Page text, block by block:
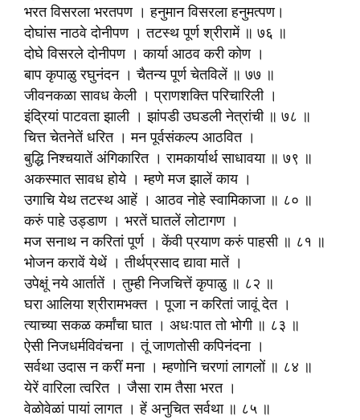
भरत विसरला भरतपण । हनुमान विसरला हनुमत्पण।
दोघांस नाठवे दोनीपण । तटस्थ पूर्ण श्रीरामें ॥ ७६ ॥
दोघे विसरले दोनीपण । कार्या आठव करी कोण ।
बाप कृपाळु रघुनंदन । चैतन्य पूर्ण चेतविलें ॥ ७७ ॥
जीवनकळा सावध केली । प्राणशक्ति परिचारिली ।
इंद्रियां पाटवता झाली । झांपडी उघडली नेत्रांची ॥ ७८ ॥
चित्त चेतनेतें धरित । मन पूर्वसंकल्प आठवित ।
बुद्धि निश्चयातें अंगिकारित । रामकार्यार्थ साधावया ॥ ७९ ॥
अकस्मात सावध होये । म्हणे मज झालें काय ।
उगाचि येथ तटस्थ आहें । आठव नोहे स्वामिकाजा ॥ ८० ॥
करुं पाहे उड्डाण । भरतें घातलें लोटागण ।
मज सनाथ न करितां पूर्ण । केंवी प्रयाण करुं पाहसी ॥ ८१ ॥
भोजन करावें येथें । तीर्थप्रसाद द्यावा मातें ।
उपेक्षूं नये आर्तातें । तुम्ही निजचित्तें कृपाळु ॥ ८२ ॥
घरा आलिया श्रीरामभक्त । पूजा न करितां जावूं देत ।
त्याच्या सकळ कर्मांचा घात । अधःपात तो भोगी ॥ ८३ ॥
ऐसी निजधर्मविवंचना । तूं जाणतोसी कपिनंदना ।
सर्वथा उदास न करीं मना । म्हणोनि चरणां लागलों ॥ ८४ ॥
येरें वारिला त्वरित । जैसा राम तैसा भरत ।
वेळोवेळां पायां लागत । हें अनुचित सर्वथा ॥ ८५ ॥